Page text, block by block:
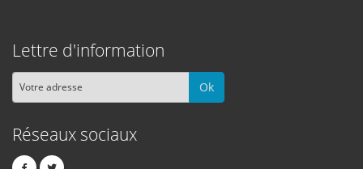
Lettre d'information
Ok
Réseaux sociaux